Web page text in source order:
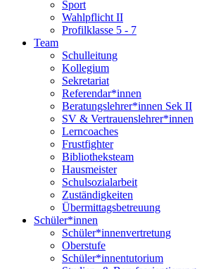
Sport
Wahlpflicht II
Profilklasse 5 - 7
Team
Schulleitung
Kollegium
Sekretariat
Referendar*innen
Beratungslehrer*innen Sek II
SV & Vertrauenslehrer*innen
Lerncoaches
Frustfighter
Bibliotheksteam
Hausmeister
Schulsozialarbeit
Zuständigkeiten
Übermittagsbetreuung
Schüler*innen
Schüler*innenvertretung
Oberstufe
Schüler*innentutorium